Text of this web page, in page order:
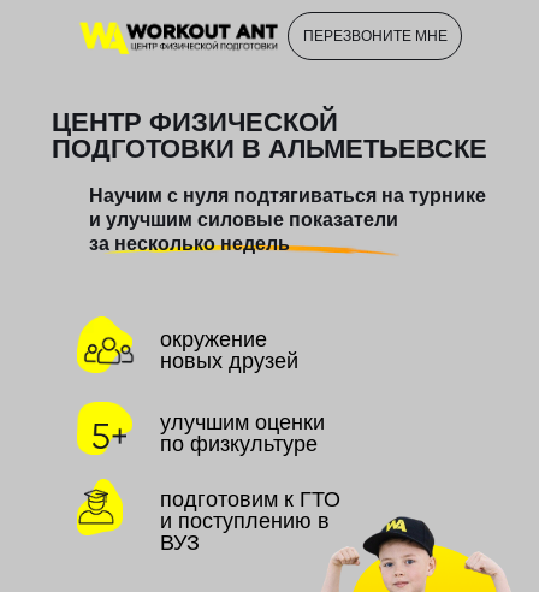
ЦЕНТР ФИЗИЧЕСКОЙ
ПОДГОТОВКИ В АЛЬМЕТЬЕВСКЕ
Научим с нуля подтягиваться на турнике
и улучшим силовые показатели
за несколько недель
окружение
новых друзей
улучшим оценки
по физкультуре
подготовим к ГТО
и поступлению в
ВУЗ
ПЕРЕЗВОНИТЕ МНЕ